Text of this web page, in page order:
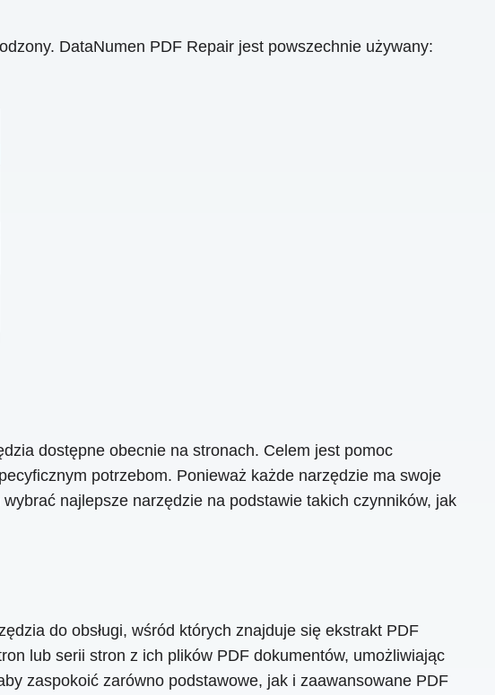
DataNumen PDF Repair jest powszechnie używany:
dostępne obecnie na stronach. Celem jest pomoc
potrzebom. Ponieważ każde narzędzie ma swoje
najlepsze narzędzie na podstawie takich czynników, jak
do obsługi, wśród których znajduje się ekstrakt PDF
lub serii stron z ich plików PDF dokumentów, umożliwiając
zaspokoić zarówno podstawowe, jak i zaawansowane PDF